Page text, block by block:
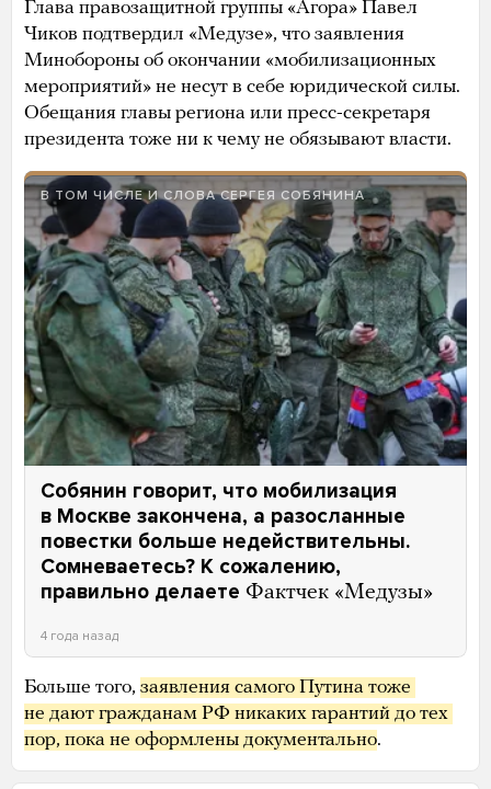
Глава правозащитной группы «Агора» Павел
Чиков подтвердил «Медузе», что заявления
Минобороны об окончании «мобилизационных
мероприятий» не несут в себе юридической силы.
Обещания главы региона или пресс-секретаря
президента тоже ни к чему не обязывают власти.
В ТОМ ЧИСЛЕ И СЛОВА СЕРГЕЯ СОБЯНИНА
Собянин говорит, что мобилизация
в Москве закончена, а разосланные
повестки больше недействительны.
Сомневаетесь? К сожалению,
правильно делаете Фактчек «Медузы»
4 года назад
Больше того, заявления самого Путина тоже
не дают гражданам РФ никаких гарантий до тех
пор, пока не оформлены документально.